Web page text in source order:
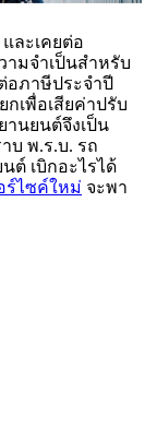
ละเคยต่อ
ามจำเป็นสำหรับ
อภาษีประจำปี
กเพื่อเสียค่าปรับ
านยนต์จึงเป็น
บ พ.ร.บ. รถ
ต์ เบิกอะไรได้
ร์ไซค์ใหม่ จะพา